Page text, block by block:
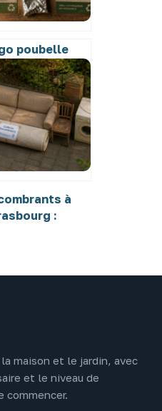
poubelle
flèche :
des
de tri
ne plus
se tromper
à
:
maison et le jardin, avec
et le niveau de